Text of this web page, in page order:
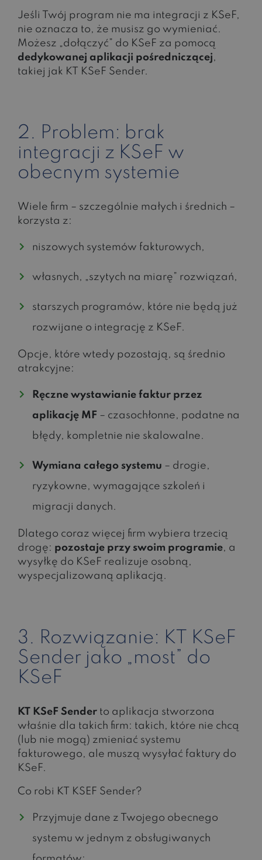
Jeśli Twój program nie ma integracji z KSeF,
nie oznacza to, że musisz go wymieniać.
Możesz „dołączyć” do KSeF za pomocą
dedykowanej aplikacji pośredniczącej
takiej jak KT KSeF Sender.
2. Problem: brak
integracji z KSeF w
obecnym systemie
Wiele firm – szczególnie małych i średnich –
korzysta z:
niszowych systemów fakturowych,
własnych, „szytych na miarę” rozwiązań,
starszych programów, które nie będą już
rozwijane o integrację z KSeF.
Opcje, które wtedy pozostają, są średnio
atrakcyjne:
Ręczne wystawianie faktur przez
aplikację MF – czasochłonne, podatne na
błędy, kompletnie nie skalowalne.
Wymiana całego systemu – drogie,
ryzykowne, wymagające szkoleń i
migracji danych.
Dlatego coraz więcej firm wybiera trzecią
drogę: pozostaje przy swoim programie, a
wysyłkę do KSeF realizuje osobną,
wyspecjalizowaną aplikacją.
3. Rozwiązanie: KT KSeF
Sender jako „most” do
KSeF
KT KSeF Sender to aplikacja stworzona
właśnie dla takich firm: takich, które nie chcą
(lub nie mogą) zmieniać systemu
fakturowego, ale muszą wysyłać faktury do
KSeF.
Co robi KT KSEF Sender?
Przyjmuje dane z Twojego obecnego
systemu w jednym z obsługiwanych